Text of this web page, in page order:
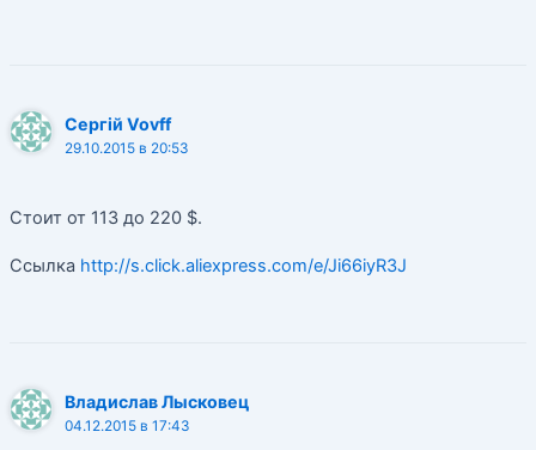
Сергій Vovff
29.10.2015 в 20:53
Стоит от 113 до 220 $.
Ccылка http://s.click.aliexpress.com/e/Ji66iyR3J
Владислав Лысковец
04.12.2015 в 17:43